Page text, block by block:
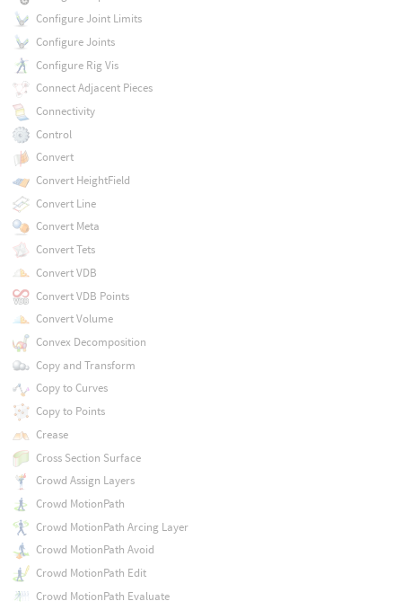
Configure Joint Limits
Configure Joints
Configure Rig Vis
Connect Adjacent Pieces
Connectivity
Control
Convert
Convert HeightField
Convert Line
Convert Meta
Convert Tets
Convert VDB
Convert VDB Points
Convert Volume
Convex Decomposition
Copy and Transform
Copy to Curves
Copy to Points
Crease
Cross Section Surface
Crowd Assign Layers
Crowd MotionPath
Crowd MotionPath Arcing Layer
Crowd MotionPath Avoid
Crowd MotionPath Edit
Crowd MotionPath Evaluate